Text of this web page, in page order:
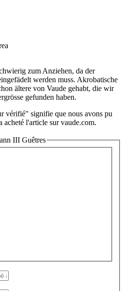
zum Anziehen, da der
werden muss. Akrobatische
ältere von Vaude gehabt, die wir
gefunden haben.
vérifié" signifie que nous avons pu
acheté l'article sur vaude.com.
III Guêtres